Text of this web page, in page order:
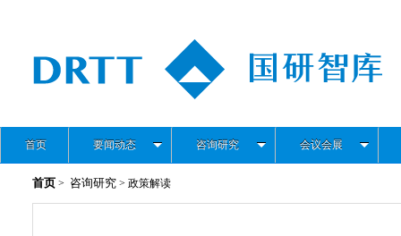
首页 要闻动态 咨询研究 会议会展
首页 > 咨询研究 > 政策解读